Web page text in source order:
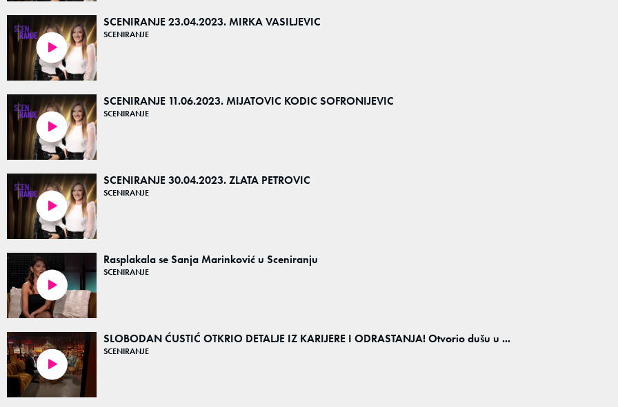
01:28:36
SCENIRANJE 23.04.2023. MIRKA VASILJEVIC
SCENIRANJE
01:28:47
SCENIRANJE 11.06.2023. MIJATOVIC KODIC SOFRONIJEVIC
SCENIRANJE
01:29:47
SCENIRANJE 30.04.2023. ZLATA PETROVIC
SCENIRANJE
Rasplakala se Sanja Marinković u Sceniranju
SCENIRANJE
SLOBODAN ĆUSTIĆ OTKRIO DETALJE IZ KARIJERE I ODRASTANJA! Otvorio dušu u ...
SCENIRANJE